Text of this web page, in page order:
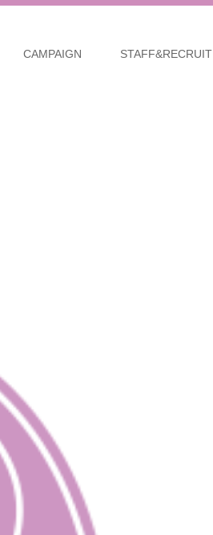
CAMPAIGN STAFF&RECRUIT